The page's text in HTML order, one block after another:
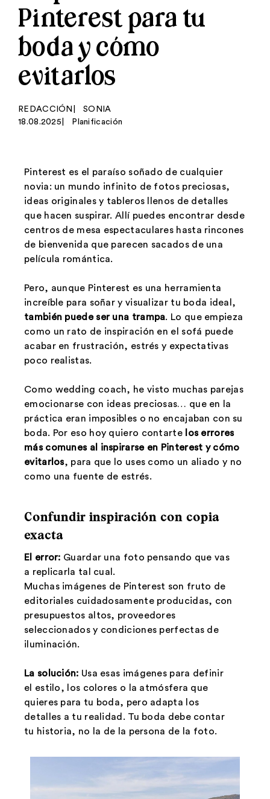
Pinterest para tu
boda y cómo
evitarlos
REDACCIÓN
SONIA
18.08.2025
Planificación
Pinterest es el paraíso soñado de cualquier
novia: un mundo infinito de fotos preciosas,
ideas originales y tableros llenos de detalles
que hacen suspirar. Allí puedes encontrar desde
centros de mesa espectaculares hasta rincones
de bienvenida que parecen sacados de una
película romántica.
Pero, aunque Pinterest es una herramienta
increíble para soñar y visualizar tu boda ideal,
también puede ser una trampa. Lo que empieza
como un rato de inspiración en el sofá puede
acabar en frustración, estrés y expectativas
poco realistas.
Como wedding coach, he visto muchas parejas
emocionarse con ideas preciosas… que en la
práctica eran imposibles o no encajaban con su
boda. Por eso hoy quiero contarte
los errores
más comunes al inspirarse en Pinterest y cómo
evitarlos, para que lo uses como un aliado y no
como una fuente de estrés.
Confundir inspiración con copia
exacta
El error: Guardar una foto pensando que vas
a replicarla tal cual.
Muchas imágenes de Pinterest son fruto de
editoriales cuidadosamente producidas, con
presupuestos altos, proveedores
seleccionados y condiciones perfectas de
iluminación.
La solución: Usa esas imágenes para definir
el estilo, los colores o la atmósfera que
quieres para tu boda, pero adapta los
detalles a tu realidad. Tu boda debe contar
tu historia, no la de la persona de la foto.